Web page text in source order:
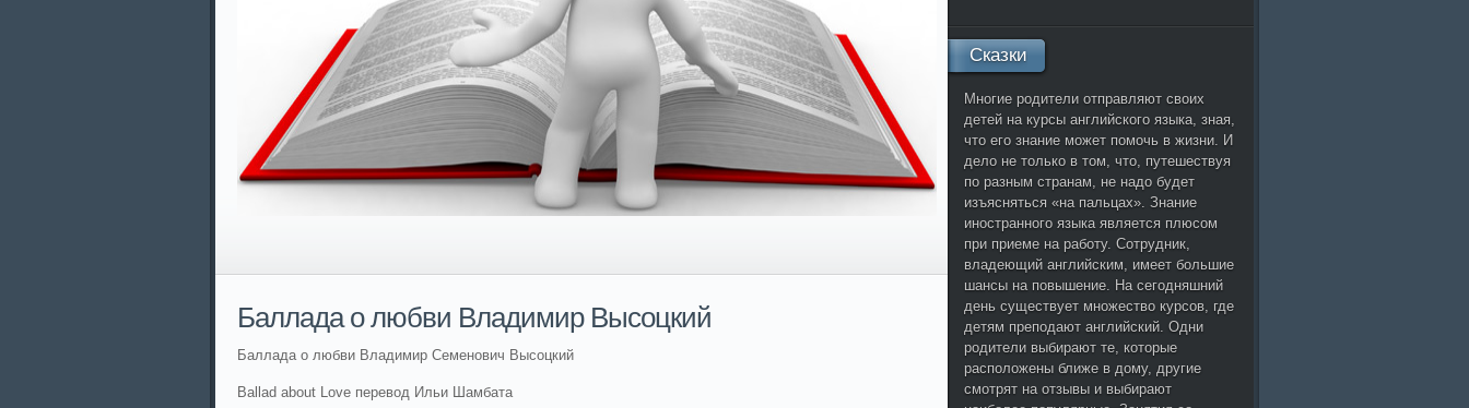
Баллада о любви Владимир Высоцкий
Баллада о любви Владимир Семенович Высоцкий
Ballad about Love перевод Ильи Шамбата
Сказки
Многие родители отправляют своих
детей на курсы английского языка, зная,
что его знание может помочь в жизни. И
дело не только в том, что, путешествуя
по разным странам, не надо будет
изъясняться «на пальцах». Знание
иностранного языка является плюсом
при приеме на работу. Сотрудник,
владеющий английским, имеет большие
шансы на повышение. На сегодняшний
день существует множество курсов, где
детям преподают английский. Одни
родители выбирают те, которые
расположены ближе в дому, другие
смотрят на отзывы и выбирают